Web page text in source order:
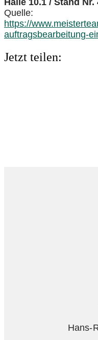
Quelle:
https://
auftragsbearbeitung-
Jetzt teilen:
Hans-